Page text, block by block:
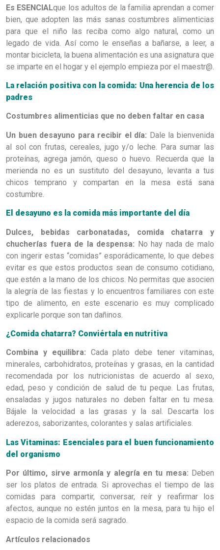
Es ESENCIALque los adultos de la familia aprendan a comer
bien, que adopten las más sanas costumbres alimenticias
para que el niño las reciba como algo natural, como un
legado de vida. Así como le enseñas a bañarse, a leer, a
montar bicicleta, la buena alimentación es una asignatura que
se imparte en el hogar y el ejemplo empieza por el maestr@.
La relación positiva con la comida: Una herencia de los
padres
Costumbres alimenticias que no deben faltar en casa
Un buen desayuno para recibir el día: Dale la bienvenida
al sol con frutas, cereales, jugo y/o leche. Para sumar las
proteínas, agrega jamón, queso o huevo. Recuerda que la
merienda no es un sustituto del desayuno, levanta a tus
chicos temprano y compartan en la mesa está sana
costumbre.
El desayuno es la comida más importante del día
Dulces, bebidas carbonatadas, comida chatarra y
chucherías fuera de la despensa: No hay nada de malo
con ingerir estas “comidas” esporádicamente, lo que debes
evitar es que estos productos sean de consumo cotidiano,
que estén a la mano de los chicos. No permitas que asocien
la alegría de las fiestas y lo encuentros familiares con este
tipo de alimento, en este escenario es muy complicado
explicarle porque son tan dañinos.
¿Comida chatarra? Conviértala en nutritiva
Combina y equilibra: Cada plato debe tener vitaminas,
minerales, carbohidratos, proteínas y grasas, en la cantidad
recomendada por los nutricionistas de acuerdo al sexo,
edad, peso y condición de salud de tu peque. Las frutas,
ensaladas y jugos naturales no deben faltar en tu mesa.
Bájale la velocidad a las grasas y la sal. Descarta los
aderezos, saborizantes, colorantes y salas artificiales.
Las Vitaminas: Esenciales para el buen funcionamiento
del organismo
Por último, sirve armonía y alegría en tu mesa: Deben
ser los platos de entrada. Si aprovechas el tiempo de las
comidas para compartir, conversar, reír y reafirmar los
afectos, aunque no estén juntos en la mesa, para tu hijo el
espacio de la comida será sagrado.
Artículos relacionados